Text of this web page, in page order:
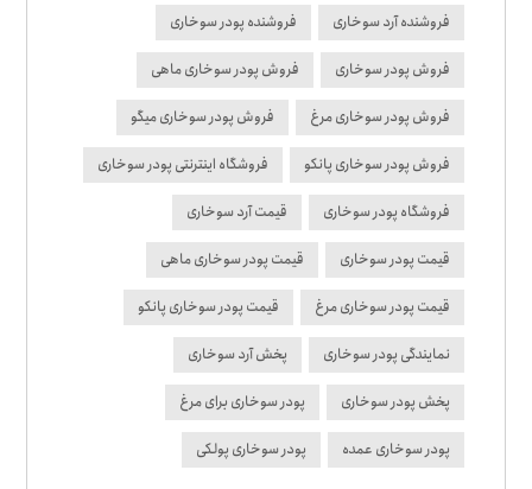
فروشنده آرد سوخاری فروشنده پودر سوخاری
فروش پودر سوخاری فروش پودر سوخاری ماهی
فروش پودر سوخاری مرغ فروش پودر سوخاری میگو
فروش پودر سوخاری پانکو فروشگاه اینترنتی پودر سوخاری
فروشگاه پودر سوخاری قیمت آرد سوخاری
قیمت پودر سوخاری قیمت پودر سوخاری ماهی
قیمت پودر سوخاری مرغ قیمت پودر سوخاری پانکو
نمایندگی پودر سوخاری پخش آرد سوخاری
پخش پودر سوخاری پودر سوخاری برای مرغ
پودر سوخاری عمده پودر سوخاری پولکی